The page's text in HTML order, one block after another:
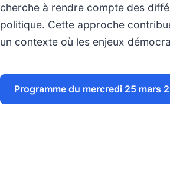
cherche à rendre compte des
politique. Cette approche
un contexte où les enjeux
Programme du mercredi 25 mars